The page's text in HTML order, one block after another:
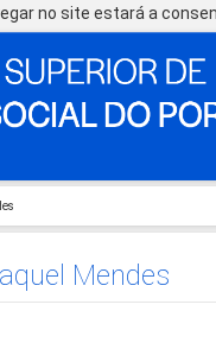
no site estará a
Mendes